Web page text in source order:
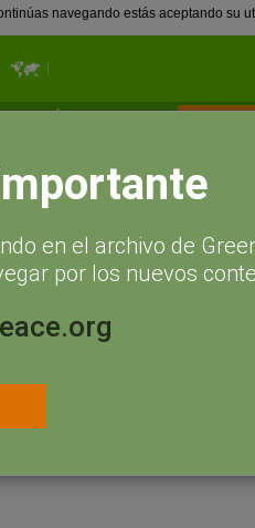
navegando estás aceptando su
hacer tú? Actualidad Hazte
Sol
democracia
Agregar
en el archivo de
por los nuevos